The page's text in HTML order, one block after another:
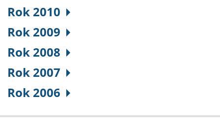
Rok 2010
Rok 2009
Rok 2008
Rok 2007
Rok 2006